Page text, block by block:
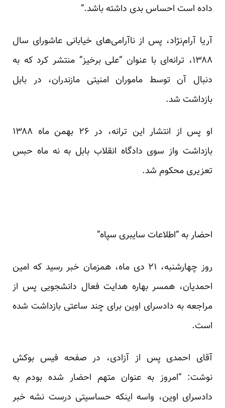
داده است احساس بدی داشته باشد.”
آریا آرام‌نژاد، پس از نا‌آرامی‌های خیابانی عاشورای سال
۱۳۸۸، ترانه‌ای با عنوان “علی برخیز” منتشر کرد که به
دنبال آن توسط ماموران امنیتی مازندران، در بابل
بازداشت شد.
او پس از انتشار این ترانه، در ۲۶ بهمن ماه ۱۳۸۸
بازداشت واز سوی دادگاه انقلاب بابل به نه ماه حبس
تعزیری محکوم شد.
احضار به “اطلاعات سایبری سپاه”
روز چهارشنبه، ۲۱ دی ماه، همزمان خبر رسید که امین
احمدیان، همسر بهاره هدایت فعال دانشجویی پس از
مراجعه به دادسرای اوین برای چند ساعتی بازداشت شده
است.
آقای احمدی پس از آزادی، در صفحه فیس بوکش
نوشت: “امروز به عنوان متهم احضار شده بودم به
دادسرای اوین، واسه اینکه حساسیتی درست نشه خبر